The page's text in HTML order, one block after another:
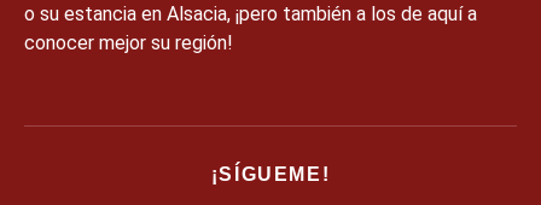
o su estancia en Alsacia, ¡pero también a los de aquí a
conocer mejor su región!
¡SÍGUEME!